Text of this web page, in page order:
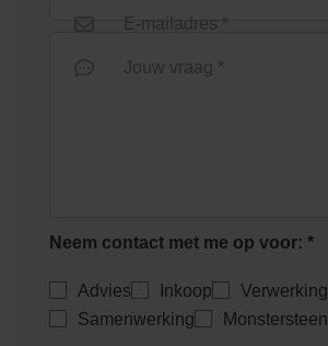
E-mailadres *
Jouw vraag *
Neem contact met me op voor: *
Advies Inkoop
Verwerking
Samenwerking
Monstersteen